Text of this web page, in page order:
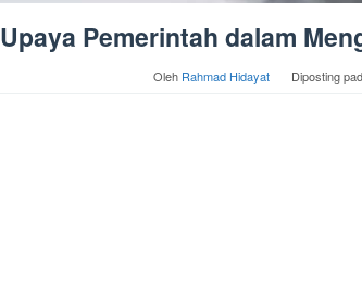
Upaya Pemerintah dalam
Oleh Rahmad Hidayat Diposting